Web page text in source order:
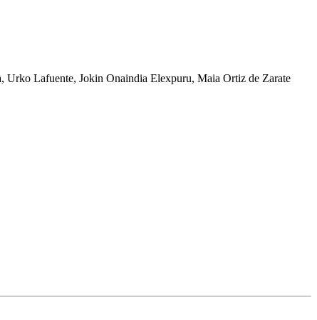
Urko Lafuente, Jokin Onaindia Elexpuru, Maia Ortiz de Zarate